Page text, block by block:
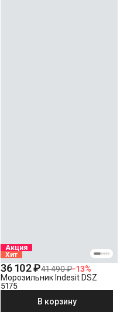
Акция
Хит
36 102 ₽41 490 ₽−13%
Морозильник Indesit DSZ
5175
В корзину